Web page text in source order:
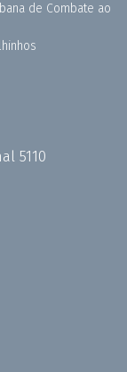
de Combate ao
5110